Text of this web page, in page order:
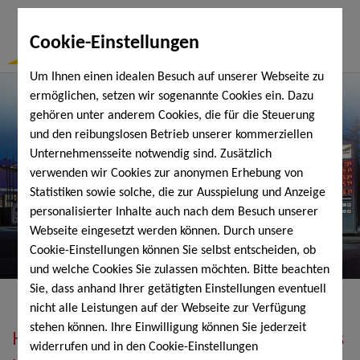
Cookie-Einstellungen
Um Ihnen einen idealen Besuch auf unserer Webseite zu
ermöglichen, setzen wir sogenannte Cookies ein. Dazu
gehören unter anderem Cookies, die für die Steuerung
und den reibungslosen Betrieb unserer kommerziellen
Unternehmensseite notwendig sind. Zusätzlich
verwenden wir Cookies zur anonymen Erhebung von
Statistiken sowie solche, die zur Ausspielung und Anzeige
personalisierter Inhalte auch nach dem Besuch unserer
Webseite eingesetzt werden können. Durch unsere
Cookie-Einstellungen können Sie selbst entscheiden, ob
und welche Cookies Sie zulassen möchten. Bitte beachten
Sie, dass anhand Ihrer getätigten Einstellungen eventuell
nicht alle Leistungen auf der Webseite zur Verfügung
stehen können. Ihre Einwilligung können Sie jederzeit
widerrufen und in den Cookie-Einstellungen
Heizöl, Diesel, Schmierstoffe, Holzpellets